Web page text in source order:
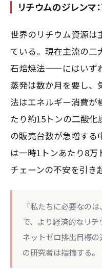
リチウムのジレンマ
世界のリチウム資源は
ている。現在主流の
石焙焼法——にはいず
蒸発は数か月を要し、
法はエネルギー消費が
たり約15トンの二酸
の販売台数が急増する
は一時1トンあたり8
チェーンの不安を引き
「私たちに必要なの
で、より経済的なリ
ネットゼロ排出目標
の研究者は指摘する。